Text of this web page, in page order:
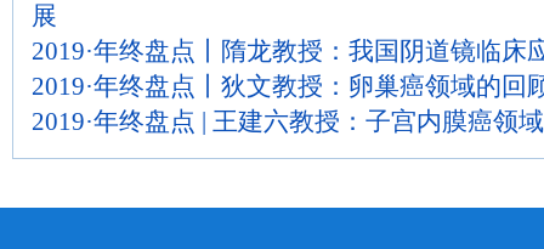
展
2019·年终盘点丨隋龙教授：我国阴道镜临床
2019·年终盘点丨狄文教授：卵巢癌领域的回
2019·年终盘点 | 王建六教授：子宫内膜癌领